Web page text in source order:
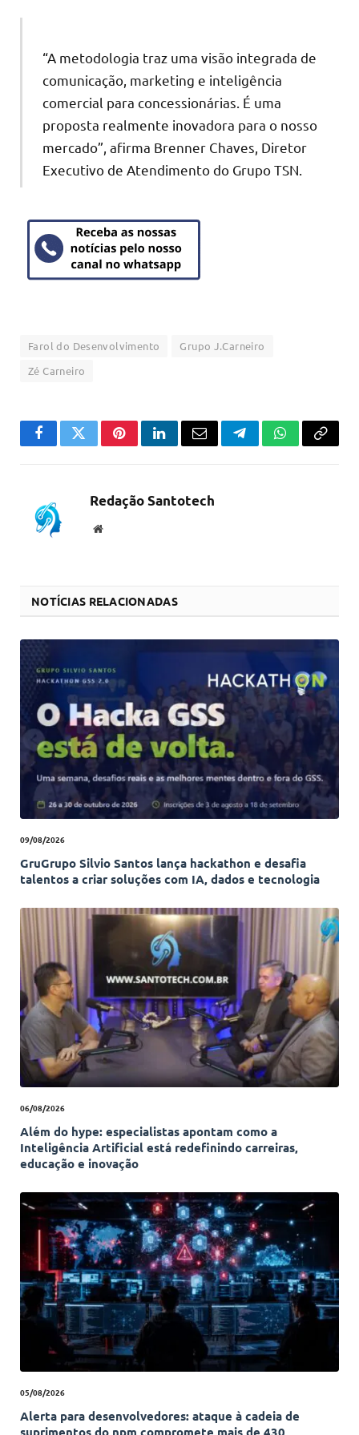
“A metodologia traz uma visão integrada de
comunicação, marketing e inteligência
comercial para concessionárias. É uma
proposta realmente inovadora para o nosso
mercado”, afirma Brenner Chaves, Diretor
Executivo de Atendimento do Grupo TSN.
Farol do Desenvolvimento
Grupo J.Carneiro
Zé Carneiro
FacebookTwitterPinterestLinkedInEmail TelegramWhatsApp
Copiar
Redação Santotech
Website
NOTÍCIAS RELACIONADAS
09/08/2026
GruGrupo Silvio Santos lança hackathon e desafia
talentos a criar soluções com IA, dados e tecnologia
06/08/2026
Além do hype: especialistas apontam como a
Inteligência Artificial está redefinindo carreiras,
educação e inovação
05/08/2026
Alerta para desenvolvedores: ataque à cadeia de
suprimentos do npm compromete mais de 430